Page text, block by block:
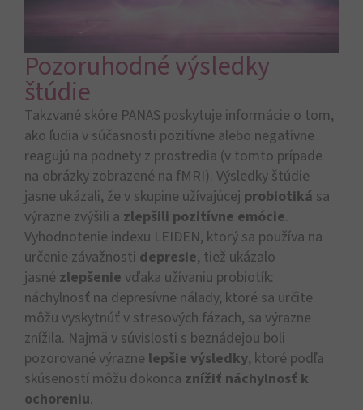
Pozoruhodné výsledky
štúdie
Takzvané skóre PANAS poskytuje informácie o tom,
ako ľudia v súčasnosti pozitívne alebo negatívne
reagujú na podnety z prostredia (v tomto prípade
na obrázky zobrazené na fMRI). Výsledky štúdie
jasne ukázali, že v skupine užívajúcej probiotiká sa
výrazne zvýšili a zlepšili pozitívne emócie.
Vyhodnotenie indexu LEIDEN, ktorý sa používa na
určenie závažnosti depresie, tiež ukázalo
jasné zlepšenie vďaka užívaniu probiotík:
náchylnosť na depresívne nálady, ktoré sa určite
môžu vyskytnúť v stresových fázach, sa výrazne
znížila. Najmä v súvislosti s beznádejou boli
pozorované výrazne lepšie výsledky, ktoré podľa
skúseností môžu dokonca znížiť náchylnosť k
ochoreniu.